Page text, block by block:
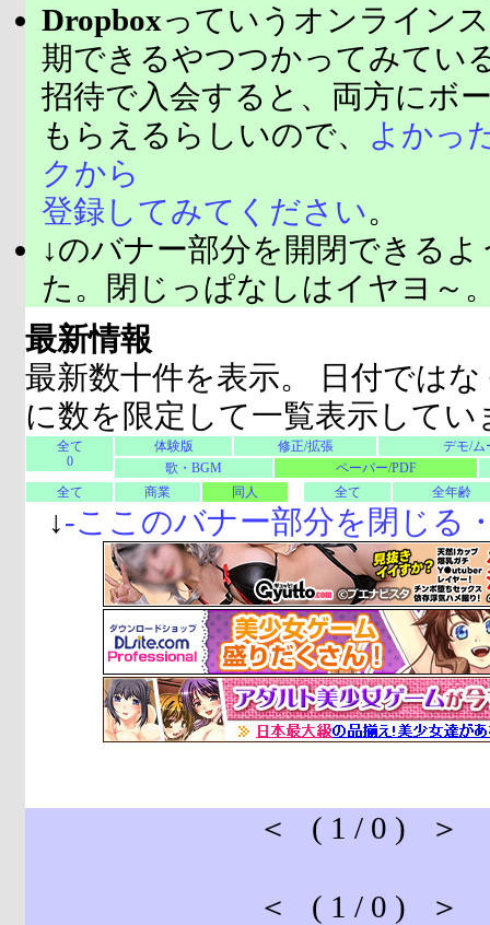
Dropboxっていうオンライン
期できるやつつかってみてい
招待で入会すると、両方にボ
もらえるらしいので、
よかっ
クから
登録してみてください。
↓のバナー部分を開閉できる
た。閉じっぱなしはイヤヨ～
最新情報
最新数十件を表示。 日付では
に数を限定して一覧表示してい
全て
0
体験版 修正/拡張
デモ/ム
歌・BGM
ペーパー/PDF
全て
商業 同人 全て 全年齢
↓-ここのバナー部分を閉じる
＜ ( 1 / 0 ) ＞
＜ ( 1 / 0 ) ＞